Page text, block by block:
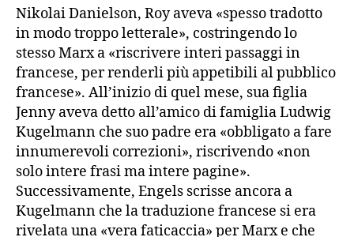
Nikolai Danielson, Roy aveva «spesso tradotto
in modo troppo letterale», costringendo lo
stesso Marx a «riscrivere interi passaggi in
francese, per renderli più appetibili al pubblico
francese». All’inizio di quel mese, sua figlia
Jenny aveva detto all’amico di famiglia Ludwig
Kugelmann che suo padre era «obbligato a fare
innumerevoli correzioni», riscrivendo «non
solo intere frasi ma intere pagine».
Successivamente, Engels scrisse ancora a
Kugelmann che la traduzione francese si era
rivelata una «vera faticaccia» per Marx e che